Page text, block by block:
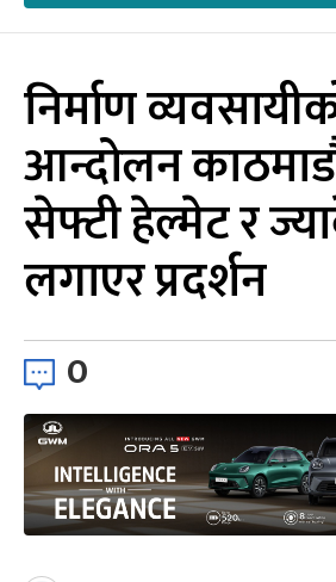
निर्माण
आन्दोलन
सेफ्टी हेल्मेट र
लगाएर प्रदर्शन
0